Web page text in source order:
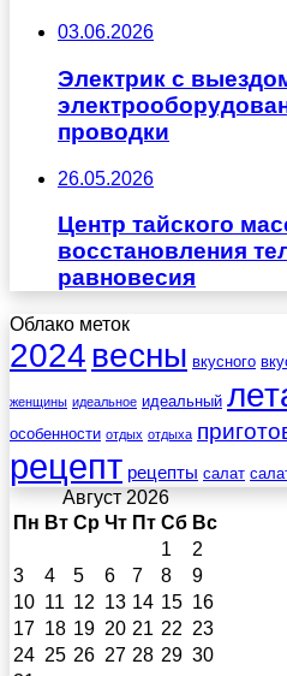
03.06.2026
Электрик с
проводки
26.05.2026
Центр тайского
восстановления
равновесия
Облако меток
2024 весны вкусного
женщины идеальное идеальный
особенности отдых отдыха
рецепт рецепты салат
Август 2026
Пн Вт Ср Чт Пт Сб Вс
1
2
3
4 5 6 7 8
9
10 11 12 13 14 15 16
17 18 19 20 21 22 23
24 25 26 27 28 29 30